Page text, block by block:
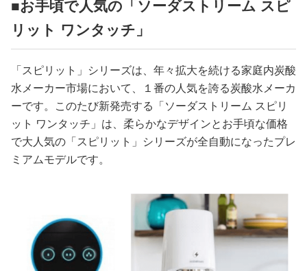
■お手頃で人気の「ソーダストリーム スピ
リット ワンタッチ」
「スピリット」シリーズは、年々拡大を続ける家庭内炭酸
水メーカー市場において、１番の人気を誇る炭酸水メーカ
ーです。このたび新発売する「ソーダストリーム スピリ
ット ワンタッチ」は、柔らかなデザインとお手頃な価格
で大人気の「スピリット」シリーズが全自動になったプレ
ミアムモデルです。